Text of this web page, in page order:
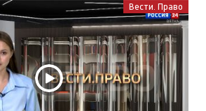
Вести. Право